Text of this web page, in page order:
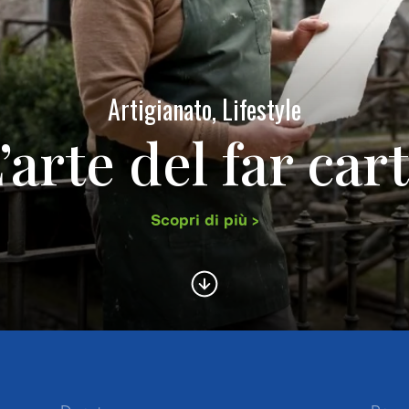
Artigianato, Lifestyle
del far
Scopri di più >